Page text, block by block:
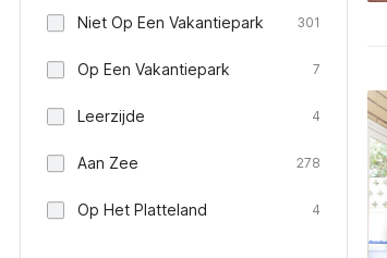
Niet Op Een Vakantiepark 301
Op Een Vakantiepark 7
Leerzijde 4
Aan Zee 278
Op Het Platteland 4